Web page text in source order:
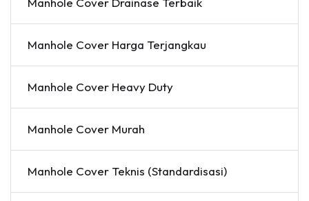
Manhole Cover Harga Terjangkau
Manhole Cover Heavy Duty
Manhole Cover Murah
Manhole Cover Teknis (Standardisasi)